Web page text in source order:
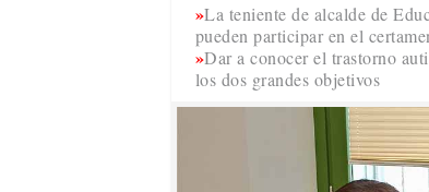
La teniente de alcalde de
pueden participar en el
Dar a conocer el trastorno
los dos grandes objetivos